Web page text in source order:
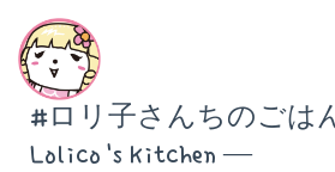
#ロリ子さんちのごは
Lolico's Kitchen ―